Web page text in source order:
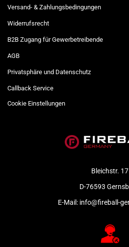
Versand- & Zahlungsbedingungen
Widerrufsrecht
B2B Zugang für Gewerbetreibende
AGB
Privatsphäre und Datenschutz
Callback Service
Cookie Einstellungen
Bleichstr. 17
D-76593
E-Mail: info@fireball-